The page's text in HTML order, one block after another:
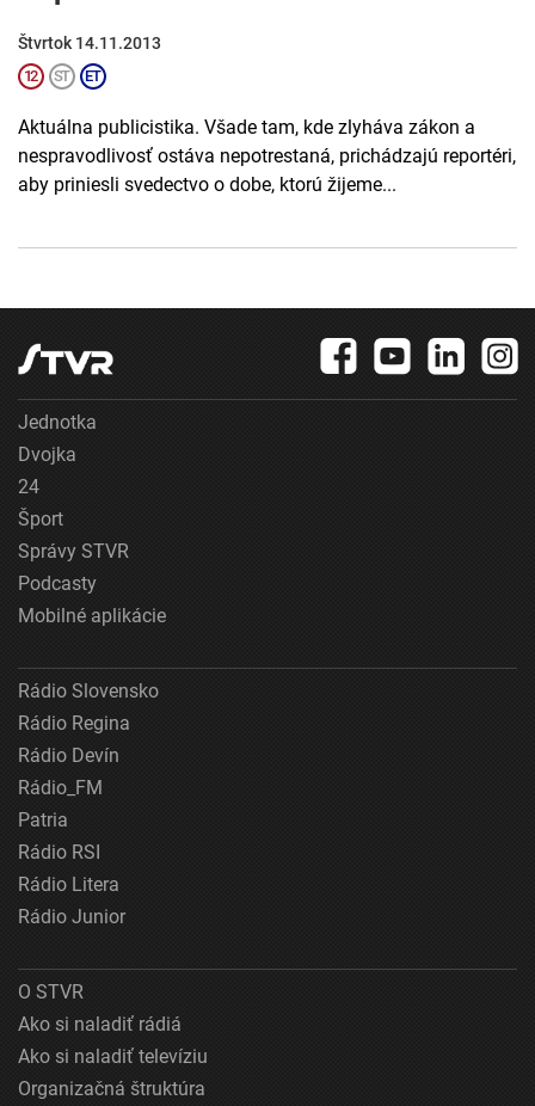
Štvrtok 14.11.2013
Aktuálna publicistika. Všade tam, kde zlyháva zákon a
nespravodlivosť ostáva nepotrestaná, prichádzajú reportéri,
aby priniesli svedectvo o dobe, ktorú žijeme...
Jednotka
Dvojka
24
Šport
Správy STVR
Podcasty
Mobilné aplikácie
Rádio Slovensko
Rádio Regina
Rádio Devín
Rádio_FM
Patria
Rádio RSI
Rádio Litera
Rádio Junior
O STVR
Ako si naladiť rádiá
Ako si naladiť televíziu
Organizačná štruktúra